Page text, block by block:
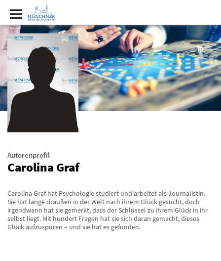
Autorenprofil
Carolina Graf
Carolina Graf hat Psychologie studiert und arbeitet als Journalistin.
Sie hat lange draußen in der Welt nach ihrem Glück gesucht, doch
irgendwann hat sie gemerkt, dass der Schlüssel zu ihrem Glück in ihr
selbst liegt. Mit hundert Fragen hat sie sich daran gemacht, dieses
Glück aufzuspüren – und sie hat es gefunden.